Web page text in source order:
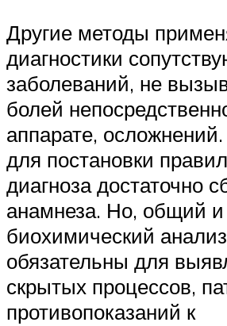
Другие методы
диагностики
заболеваний, не
болей
аппарате,
для постановки
диагноза достаточно
анамнеза. Но, общий и
биохимический
обязательны для
скрытых процессов,
противопоказаний к